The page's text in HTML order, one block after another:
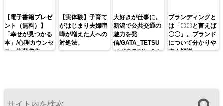
【電子書籍プレゼ
ント（無料）】
「幸せが見つかる
本」/心理カウンセ
ラー衛藤信之
【実体験】子育て
がはじまり夫婦喧
嘩が増えた人への
対処法。
大好きが仕事に。
新潟で公共交通の
魅力を発
信/GATA_TETSU
（ガタテツ）さん
ブランディングと
は「〇〇と言えば
〇〇」。ブランド
について分かりや
すく解説。